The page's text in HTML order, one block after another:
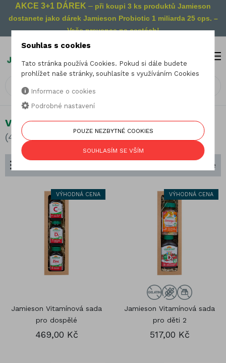
AKCE 3+1 DÁREK – při koupi 3 ks produktů Jamieson
dostanete jako dárek Jamieson Probiotic 1 miliarda 25 cps. –
Vaše prevence na cestách!
0
Vitaminové sady
(4 produkty)
Seřadit podle
VÝHODNÁ CENA
Jamieson Vitamínová sada
pro dospělé
469,00 Kč
VÝHODNÁ CENA
Jamieson Vitamínová sada
pro děti 2
517,00 Kč
Souhlas s cookies
Tato stránka používá Cookies. Pokud si dále budete
prohlížet naše stránky, souhlasíte s využíváním Cookies
Informace o cookies
Podrobné nastavení
POUZE NEZBYTNÉ COOKIES
SOUHLASÍM SE VŠÍM